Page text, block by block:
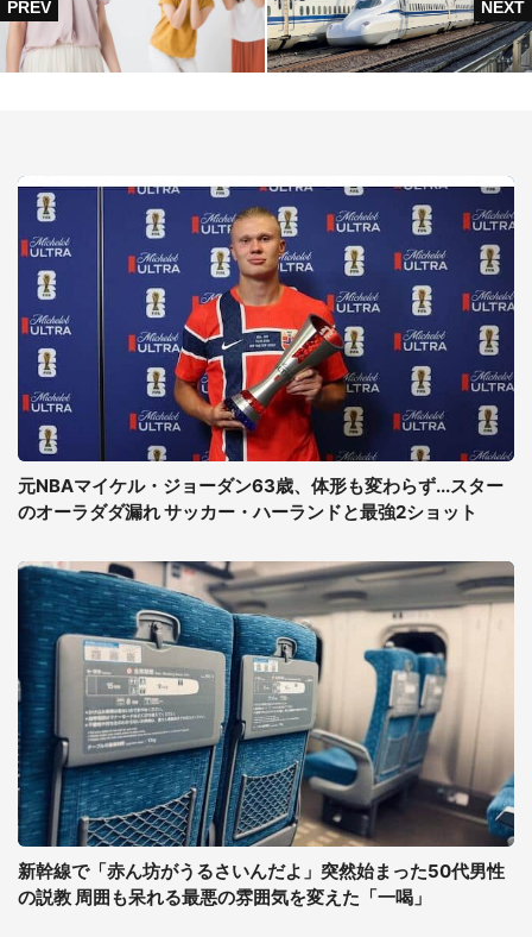
元NBAマイケル・ジョーダン63歳、体形も変わらず...スター
のオーラダダ漏れ サッカー・ハーランドと最強2ショット
新幹線で「赤ん坊がうるさいんだよ」突然始まった50代男性
の説教 周囲も呆れる最悪の雰囲気を変えた「一喝」